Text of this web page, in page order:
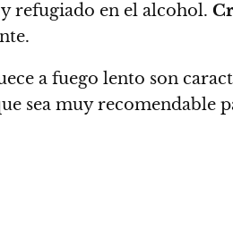
refugiado en el alcohol.
a fuego lento son
sea muy recomendable